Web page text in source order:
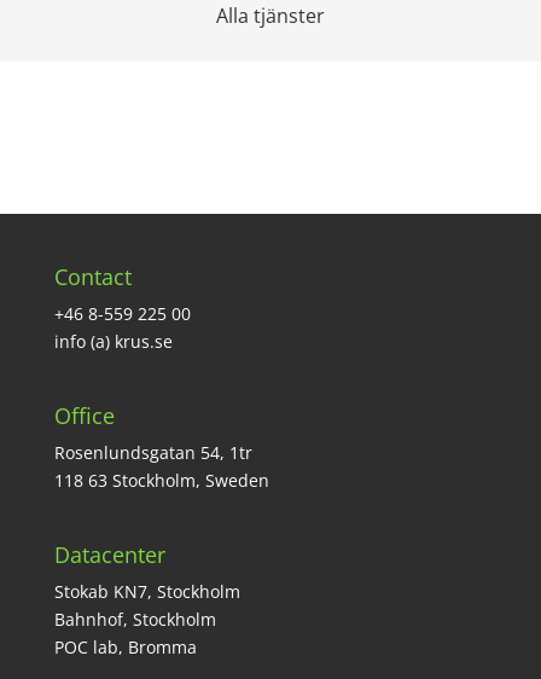
Alla tjänster
Contact
+46 8-559 225 00
info (a) krus.se
Office
Rosenlundsgatan 54, 1tr
118 63 Stockholm, Sweden
Datacenter
Stokab KN7, Stockholm
Bahnhof, Stockholm
POC lab, Bromma